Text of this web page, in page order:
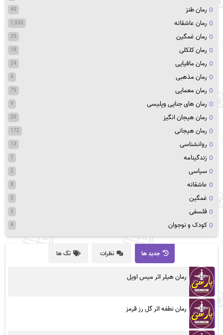
رمان طنز
40
رمان عاشقانه 1,050
رمان غمگین 29
رمان کلکلی 18
رمان مافیایی 24
رمان مذهبی 4
رمان معمایی 75
رمان های جنایی وپلیسی 9
رمان هیجان انگیز 20
رمان هیجانی 172
روانشناسی 13
زندگینامه 7
سیاسی 2
عاشقانه 8
غمگین 2
فلسفی 5
کودک و نوجوان 4
جدید ها نظرات تگ ها
رمان هیلر اثر میس اویل
رمان نطفه اثر گل رز قرمز